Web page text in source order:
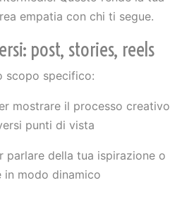
empatia con chi ti segue.
post, stories, reels
scopo specifico:
mostrare il processo creativo
punti di vista
parlare della tua ispirazione o
in modo dinamico